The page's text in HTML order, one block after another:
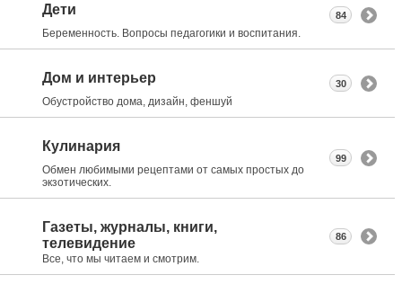
Дети
Беременность. Вопросы педагогики и воспитания.
84
Дом и интерьер
Обустройство дома, дизайн, феншуй
30
Кулинария
Обмен любимыми рецептами от самых простых до
экзотических.
99
Газеты, журналы, книги,
телевидение
Все, что мы читаем и смотрим.
86